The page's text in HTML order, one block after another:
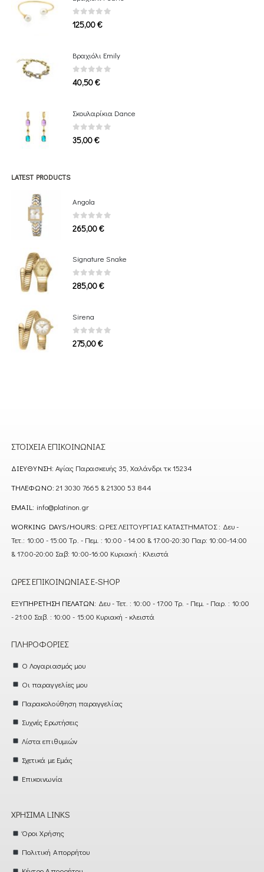
0out of 5
125,00€
Bραχιόλι Emily
0out of 5
40,50€
Σκουλαρίκια Dance
0out of 5
35,00€
LATEST PRODUCTS
Angola
0 out of 5
265,00€
Signature Snake
0out of 5
285,00€
Sirena
0out of 5
275,00€
ΣΤΟΙΧΕΊΑ ΕΠΙΚΟΙΝΩΝΊΑΣ
ΔΙΕΎΘΥΝΣΗ: Αγίας Παρασκευής 35, Χαλάνδρι τκ 15234
ΤΗΛΈΦΩΝΟ: 21 3030 7665 & 21300 53 844
EMAIL: info@platinon.gr
WORKING DAYS/HOURS: ΩΡΕΣ ΛΕΙΤΟΥΡΓΙΑΣ ΚΑΤΑΣΤΗΜΑΤΟΣ : Δευ -
Τετ.: 10:00 - 15:00 Τρ. - Πεμ. : 10:00 - 14:00 & 17:00-20:30 Παρ: 10:00-14:00
& 17:00-20:00 Σαβ: 10:00-16:00 Κυριακή : Κλειστά
ΏΡΕΣ ΕΠΙΚΟΙΝΩΝΊΑΣ E-SHOP
ΕΞΥΠΗΡΈΤΗΣΗ ΠΕΛΑΤΏΝ: Δευ - Τετ. : 10:00 - 17:00 Τρ. - Πεμ. - Παρ. : 10:00
- 21:00 Σαβ. : 10:00 - 15:00 Κυριακή - κλειστά
ΠΛΗΡΟΦΟΡΊΕΣ
Ο Λογαριασμός μου
Οι παραγγελίες μου
Παρακολούθηση παραγγελίας
Συχνές Ερωτήσεις
Λίστα επιθυμιών
Σχετικά με Εμάς
Επικοινωνία
ΧΡΉΣΙΜΑ LINKS
Όροι Χρήσης
Πολιτική Απορρήτου